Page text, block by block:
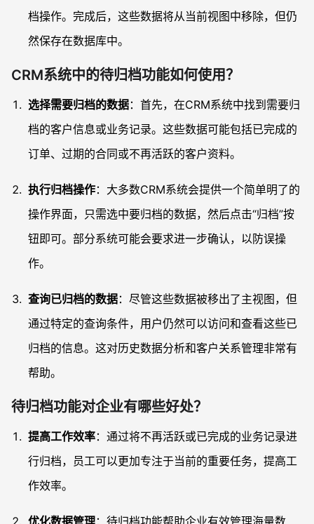
档操作。完成后，这些数据将从当前视图中移除，但仍
然保存在数据库中。
CRM系统中的待归档功能如何使用？
选择需要归档的数据：首先，在CRM系统中找到需要归
档的客户信息或业务记录。这些数据可能包括已完成的
订单、过期的合同或不再活跃的客户资料。
执行归档操作：大多数CRM系统会提供一个简单明了的
操作界面，只需选中要归档的数据，然后点击“归档”按
钮即可。部分系统可能会要求进一步确认，以防误操
作。
查询已归档的数据：尽管这些数据被移出了主视图，但
通过特定的查询条件，用户仍然可以访问和查看这些已
归档的信息。这对历史数据分析和客户关系管理非常有
帮助。
待归档功能对企业有哪些好处？
提高工作效率：通过将不再活跃或已完成的业务记录进
行归档，员工可以更加专注于当前的重要任务，提高工
作效率。
优化数据管理：待归档功能帮助企业有效管理海量数